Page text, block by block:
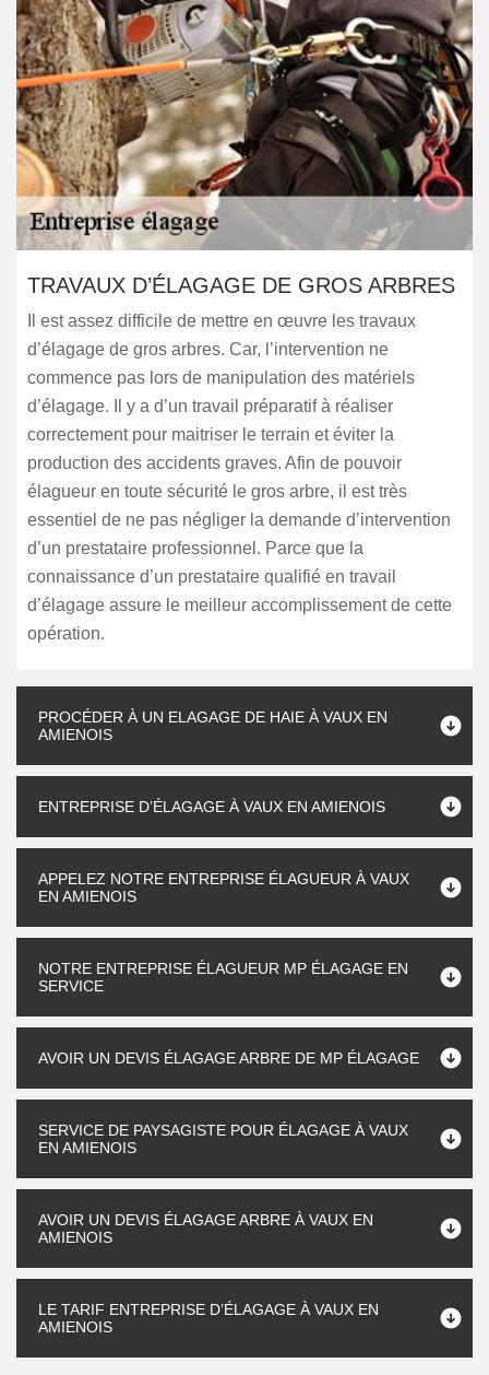
TRAVAUX D’ÉLAGAGE DE GROS ARBRES
Il est assez difficile de mettre en œuvre les travaux
d’élagage de gros arbres. Car, l’intervention ne
commence pas lors de manipulation des matériels
d’élagage. Il y a d’un travail préparatif à réaliser
correctement pour maitriser le terrain et éviter la
production des accidents graves. Afin de pouvoir
élagueur en toute sécurité le gros arbre, il est très
essentiel de ne pas négliger la demande d’intervention
d’un prestataire professionnel. Parce que la
connaissance d’un prestataire qualifié en travail
d’élagage assure le meilleur accomplissement de cette
opération.
PROCÉDER À UN ELAGAGE DE HAIE À VAUX EN
AMIENOIS
ENTREPRISE D’ÉLAGAGE À VAUX EN AMIENOIS
APPELEZ NOTRE ENTREPRISE ÉLAGUEUR À VAUX
EN AMIENOIS
NOTRE ENTREPRISE ÉLAGUEUR MP ÉLAGAGE EN
SERVICE
AVOIR UN DEVIS ÉLAGAGE ARBRE DE MP ÉLAGAGE
SERVICE DE PAYSAGISTE POUR ÉLAGAGE À VAUX
EN AMIENOIS
AVOIR UN DEVIS ÉLAGAGE ARBRE À VAUX EN
AMIENOIS
LE TARIF ENTREPRISE D’ÉLAGAGE À VAUX EN
AMIENOIS